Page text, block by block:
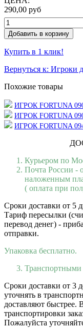
290,00 руб
Купить в 1 клик!
Вернуться к: Игроки
Похожие товары
ИГРОК FORTUNA
ИГРОК FORTUNA
ИГРОК FORTUNA
Курьером по
Почта России -
наложенным
( оплата при
Сроки доставки от 5
Тариф пересылки
перевод денег) -
отправки.
Упаковка бесплатно.
Транспортными
Сроки доставки от 3
уточнять в
доставляют быстрее.
транспортировки
Пожалуйста